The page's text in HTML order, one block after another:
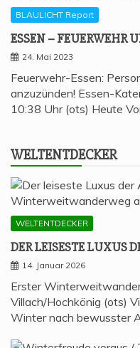
BLAULICHT Report
ESSEN – FEU­ER­WEHR
24. Mai 2023
Feuerwehr-Essen:
anzuzünden! Essen-
10:38 Uhr (ots) Heute
WELT­ENT­DE­CKER
WELTENTDECKER
DER LEI­SES­TE LUXUS
14. Januar 2026
Erster
Villach/Hochkönig (ots)
Winter nach bewusster